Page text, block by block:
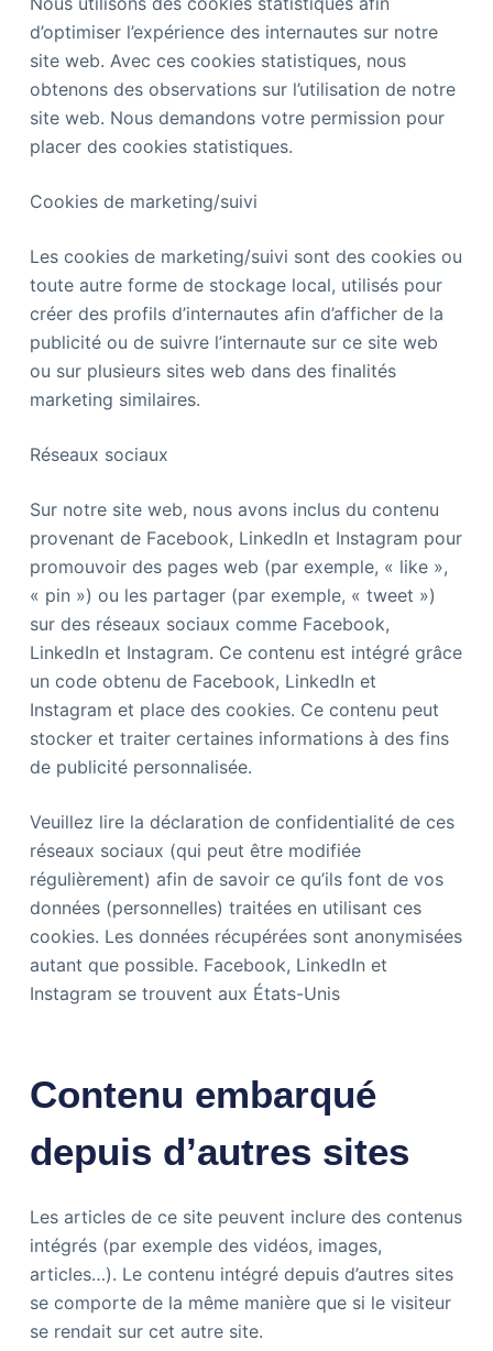
d’optimiser l’expérience des internautes sur notre
site web. Avec ces cookies statistiques, nous
obtenons des observations sur l’utilisation de notre
site web. Nous demandons votre permission pour
placer des cookies statistiques.
Cookies de marketing/suivi
Les cookies de marketing/suivi sont des cookies ou
toute autre forme de stockage local, utilisés pour
créer des profils d’internautes afin d’afficher de la
publicité ou de suivre l’internaute sur ce site web
ou sur plusieurs sites web dans des finalités
marketing similaires.
Réseaux sociaux
Sur notre site web, nous avons inclus du contenu
provenant de Facebook, LinkedIn et Instagram pour
promouvoir des pages web (par exemple, « like »,
« pin ») ou les partager (par exemple, « tweet »)
sur des réseaux sociaux comme Facebook,
LinkedIn et Instagram. Ce contenu est intégré grâce
un code obtenu de Facebook, LinkedIn et
Instagram et place des cookies. Ce contenu peut
stocker et traiter certaines informations à des fins
de publicité personnalisée.
Veuillez lire la déclaration de confidentialité de ces
réseaux sociaux (qui peut être modifiée
régulièrement) afin de savoir ce qu’ils font de vos
données (personnelles) traitées en utilisant ces
cookies. Les données récupérées sont anonymisées
autant que possible. Facebook, LinkedIn et
Instagram se trouvent aux États-Unis
Contenu embarqué
depuis d’autres sites
Les articles de ce site peuvent inclure des contenus
intégrés (par exemple des vidéos, images,
articles…). Le contenu intégré depuis d’autres sites
se comporte de la même manière que si le visiteur
se rendait sur cet autre site.